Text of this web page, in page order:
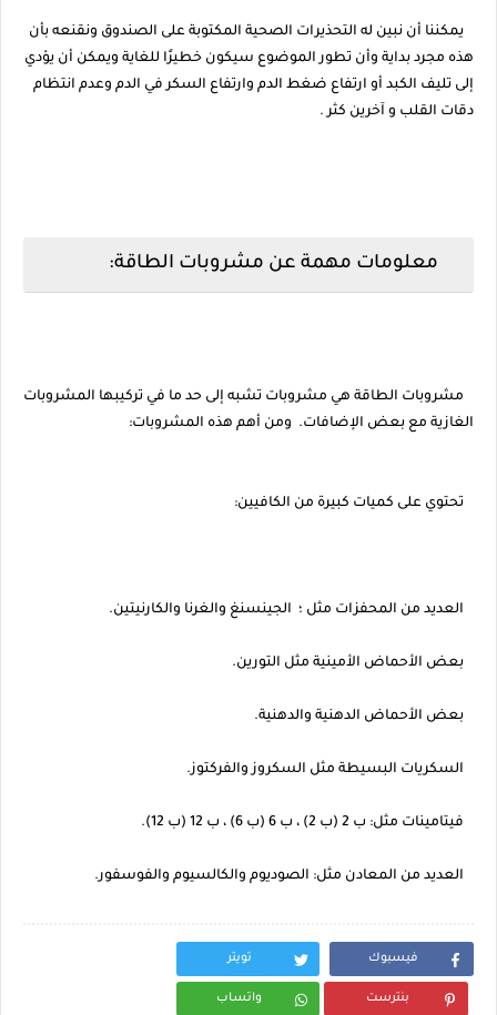
يمكننا أن نبين له التحذيرات الصحية المكتوبة على الصندوق ونقنعه بأن
هذه مجرد بداية وأن تطور الموضوع سيكون خطيرًا للغاية ويمكن أن يؤدي
إلى تليف الكبد أو ارتفاع ضغط الدم وارتفاع السكر في الدم وعدم انتظام
دقات القلب و آخرين كثر .
معلومات مهمة عن مشروبات الطاقة:
مشروبات الطاقة هي مشروبات تشبه إلى حد ما في تركيبها المشروبات
الغازية مع بعض الإضافات. ومن أهم هذه المشروبات:
تحتوي على كميات كبيرة من الكافيين:
العديد من المحفزات مثل ؛ الجينسنغ والغرنا والكارنيتين.
بعض الأحماض الأمينية مثل التورين.
بعض الأحماض الدهنية والدهنية.
السكريات البسيطة مثل السكروز والفركتوز.
فيتامينات مثل: ب 2 (ب 2) ، ب 6 (ب 6) ، ب 12 (ب 12).
العديد من المعادن مثل: الصوديوم والكالسيوم والفوسفور.
فيسبوك تويتر
بنترست واتساب